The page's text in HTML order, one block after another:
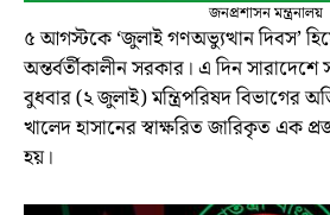
জনপ্রশাসন মন্ত্রনালয়
৫ আগস্টকে ‘জুলাই গণঅভ্যুত্থান দিবস’
অন্তর্বর্তীকালীন সরকার। এ দিন সারাদেশে
বুধবার (২ জুলাই) মন্ত্রিপরিষদ বিভাগের
খালেদ হাসানের স্বাক্ষরিত জারিকৃত এক
হয়।